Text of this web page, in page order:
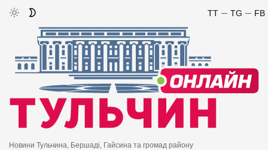
FB
TG
TT
Новини Тульчина, Бершаді, Гайсина та громад району